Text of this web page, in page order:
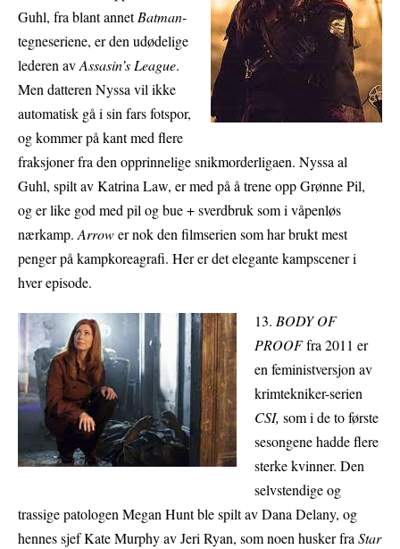
Guhl, fra blant annetBatman-
tegneseriene, er den udødelige
lederen avAssasin’s League.
Men datteren Nyssa vil ikke
automatisk gå i sin fars fotspor,
og kommer på kant med flere
fraksjoner fra den opprinnelige snikmorderligaen. Nyssa al
Guhl, spilt av Katrina Law, er med på å trene opp Grønne Pil,
og er like god med pil og bue + sverdbruk som i våpenløs
nærkamp. Arrower nok den filmserien som har brukt mest
penger på kampkoreagrafi. Her er det elegante kampscener i
hver episode.
13. BODY OF
PROOFfra 2011 er
en feministversjon av
krimtekniker-serien
CSI, som i de to første
sesongene hadde flere
sterke kvinner. Den
selvstendige og
trassige patologen Megan Hunt ble spilt av Dana Delany, og
hennes sjef Kate Murphy av Jeri Ryan, som noen husker fra Star